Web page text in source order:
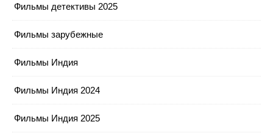
Фильмы детективы 2025
Фильмы зарубежные
Фильмы Индия
Фильмы Индия 2024
Фильмы Индия 2025